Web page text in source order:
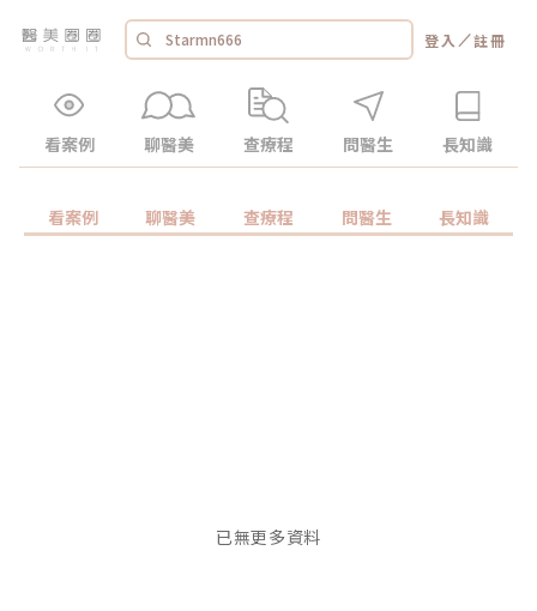
登入 ／註冊
看案例 聊醫美 查療程 問醫生 長知識
看案例 聊醫美 查療程 問醫生 長知識
已無更多資料